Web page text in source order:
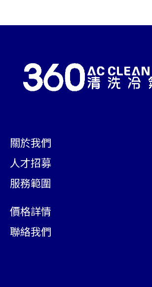
關於我們
人才招募
服務範圍
價格詳情
聯絡我們